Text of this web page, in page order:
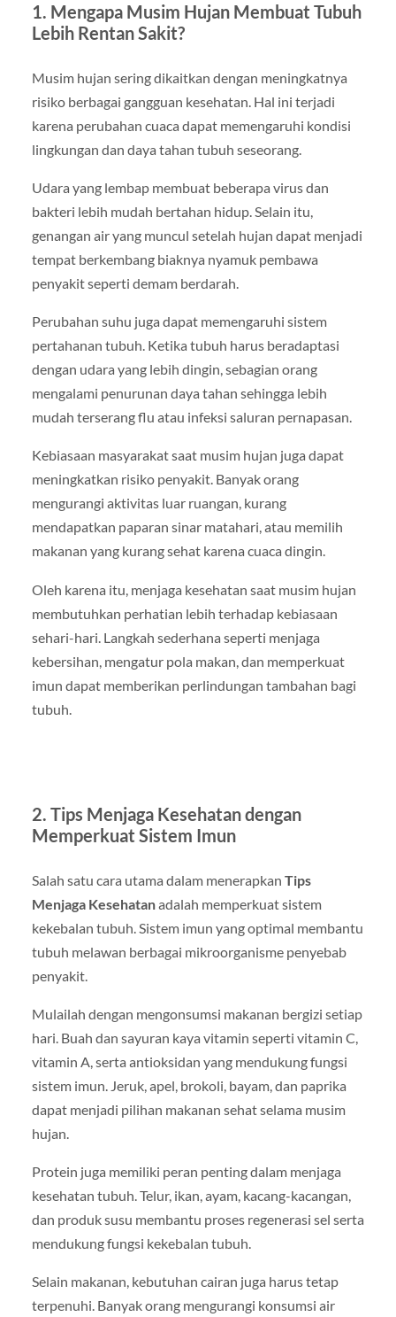
1. Mengapa Musim Hujan Membuat Tubuh
Lebih Rentan Sakit?
Musim hujan sering dikaitkan dengan meningkatnya
risiko berbagai gangguan kesehatan. Hal ini terjadi
karena perubahan cuaca dapat memengaruhi kondisi
lingkungan dan daya tahan tubuh seseorang.
Udara yang lembap membuat beberapa virus dan
bakteri lebih mudah bertahan hidup. Selain itu,
genangan air yang muncul setelah hujan dapat menjadi
tempat berkembang biaknya nyamuk pembawa
penyakit seperti demam berdarah.
Perubahan suhu juga dapat memengaruhi sistem
pertahanan tubuh. Ketika tubuh harus beradaptasi
dengan udara yang lebih dingin, sebagian orang
mengalami penurunan daya tahan sehingga lebih
mudah terserang flu atau infeksi saluran pernapasan.
Kebiasaan masyarakat saat musim hujan juga dapat
meningkatkan risiko penyakit. Banyak orang
mengurangi aktivitas luar ruangan, kurang
mendapatkan paparan sinar matahari, atau memilih
makanan yang kurang sehat karena cuaca dingin.
Oleh karena itu, menjaga kesehatan saat musim hujan
membutuhkan perhatian lebih terhadap kebiasaan
sehari-hari. Langkah sederhana seperti menjaga
kebersihan, mengatur pola makan, dan memperkuat
imun dapat memberikan perlindungan tambahan bagi
tubuh.
2. Tips Menjaga Kesehatan dengan
Memperkuat Sistem Imun
Salah satu cara utama dalam menerapkan Tips
Menjaga Kesehatanadalah memperkuat sistem
kekebalan tubuh. Sistem imun yang optimal membantu
tubuh melawan berbagai mikroorganisme penyebab
penyakit.
Mulailah dengan mengonsumsi makanan bergizi setiap
hari. Buah dan sayuran kaya vitamin seperti vitamin C,
vitamin A, serta antioksidan yang mendukung fungsi
sistem imun. Jeruk, apel, brokoli, bayam, dan paprika
dapat menjadi pilihan makanan sehat selama musim
hujan.
Protein juga memiliki peran penting dalam menjaga
kesehatan tubuh. Telur, ikan, ayam, kacang-kacangan,
dan produk susu membantu proses regenerasi sel serta
mendukung fungsi kekebalan tubuh.
Selain makanan, kebutuhan cairan juga harus tetap
terpenuhi. Banyak orang mengurangi konsumsi air